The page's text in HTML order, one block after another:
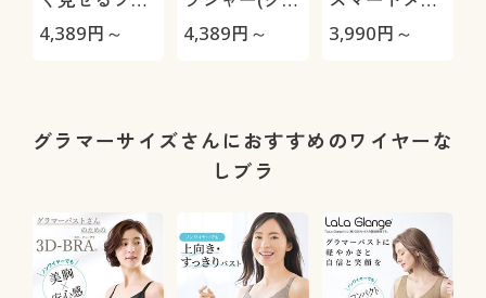
グラマーバス
プ)
4,389円～
マーバストさ
4,389円～
ク®ブラ(ワイ
3,990円～
グラマーサイズさんにおすすめのワイヤーな
しブラ